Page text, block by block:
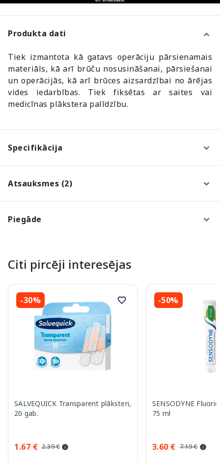
Produkta dati
Tiek izmantota kā gatavs operāciju pārsienamais
materiāls, kā arī brūču nosusināšanai, pārsiešanai
un operācijās, kā arī brūces aizsardzībai no ārējas
vides iedarbības. Tiek fiksētas ar saites vai
medicīnas plākstera palīdzību.
Specifikācija
Atsauksmes (2)
Piegāde
Citi pircēji interesējas
-30%
SALVEQUICK Transparent plāksteri,
20 gab.
1.67 € 2.39 €
-50%
SENSODYNE
75 ml
3.60 € 7.19 €